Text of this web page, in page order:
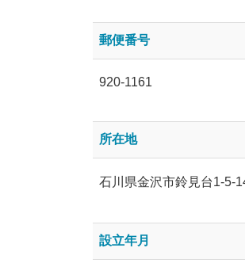
郵便番号
920-1161
所在地
石川県金沢市鈴見台1-5-
設立年月